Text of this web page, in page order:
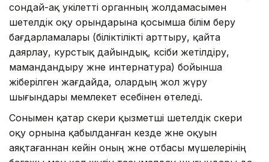
сондай-ақ уәкілетті органның жолдамасымен
шетелдік оқу орындарына қосымша білім беру
бағдарламалары (біліктілікті арттыру, қайта
даярлау, курстық дайындық, кәсіби жетілдіру,
мамандандыру және интернатура) бойынша
жіберілген жағдайда, олардың жол жүру
шығындары мемлекет есебінен өтеледі.
Сонымен қатар әскери қызметші шетелдік әскери
оқу орнына қабылданған кезде және оқуын
аяқтағаннан кейін оның және отбасы мүшелерінің